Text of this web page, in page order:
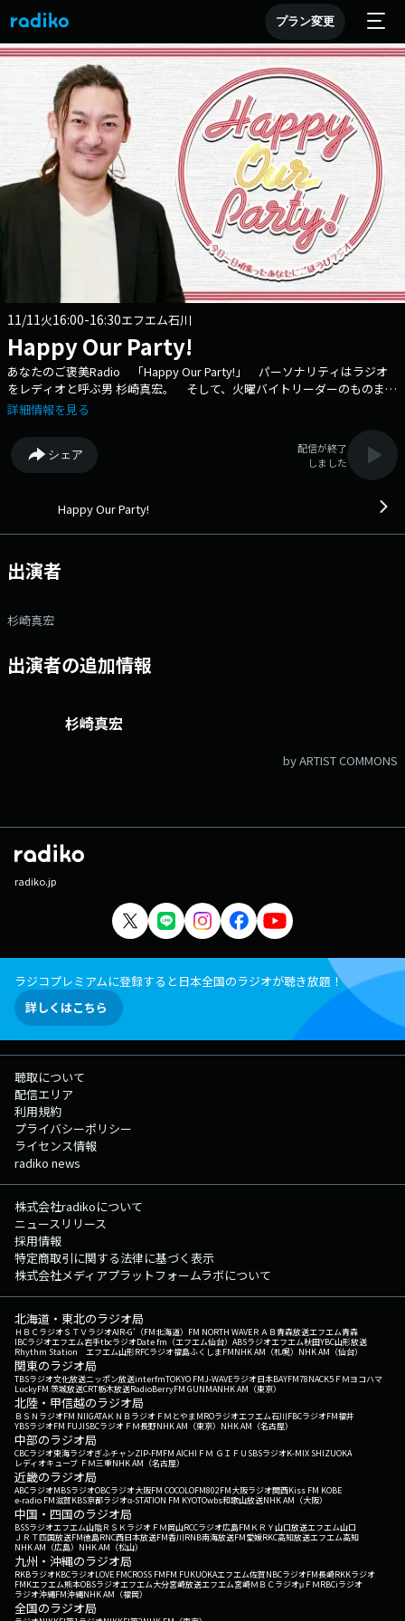
プラン変更
11/11火16:00-16:30エフエム石川
Happy Our Party!
あなたのご褒美Radio 「Happy Our Party!」 パーソナリティはラジオ
をレディオと呼ぶ男 杉崎真宏。 そして、火曜バイトリーダーのものまね
芸人のきのこちゃん。 1946(昭和21)年11月11日に「そろばんvs電気計
ｓ○○】 「そろばんvs電気計算機」のように、何か用途が近いもの
を 対決させてみよう！ 例えば・・・「ハサミ vs カッタ
ー」 カッターが圧倒的勝利！ 特に段ボールの荷物の
いけど、 カッターなら一発！ ～こんな感じで、対決のテーマと自分
てみます！ 後半コーナーは【勝手にキャッチフレーズ】 世の中の
あらゆるものに勝手にキャッチフレーズを付けていくコーナー！ 今回は
ぴねすくらぶラジオショッピング』では、お買い得な商品をわかりやすく
ご紹介します！ ▽16:10〜 【 はぴねすくらぶラジオショッピング 】
http://www.jfn.jp/hhp メッセージフォーム：
詳細情報を見る
シェア
配信が終了
しました
Happy Our Party!
出演者
杉崎真宏
出演者の追加情報
杉崎真宏
by ARTIST COMMONS
radiko.jp
ラジコプレミアムに登録すると日本全国のラジオが聴き放題！
詳しくはこちら
聴取について
配信エリア
利用規約
プライバシーポリシー
ライセンス情報
radiko news
株式会社radikoについて
ニュースリリース
採用情報
特定商取引に関する法律に基づく表示
株式会社メディアプラットフォームラボについて
北海道・東北のラジオ局
ＨＢＣラジオＳＴＶラジオAIR-G'（FM北海道） FM NORTH WAVEＲＡＢ青森放送エフエム青森
IBCラジオエフエム岩手tbcラジオDate fm（エフエム仙台） ABSラジオエフエム秋田YBC山形放送
Rhythm Station エフエム山形RFCラジオ福島ふくしまFMNHK AM（札幌） NHK AM（仙台）
関東のラジオ局
TBSラジオ文化放送ニッポン放送interfmTOKYO FMJ-WAVEラジオ日本BAYFM78NACK5 ＦＭヨコハマ
LuckyFM 茨城放送CRT栃木放送RadioBerryFM GUNMANHK AM（東京）
北陸・甲信越のラジオ局
ＢＳＮラジオFM NIIGATAＫＮＢラジオ ＦＭとやまMROラジオエフエム石川FBCラジオFM福井
YBSラジオFM FUJISBCラジオ ＦＭ長野NHK AM（東京） NHK AM（名古屋）
中部のラジオ局
CBCラジオ東海ラジオぎふチャンZIP-FMFM AICHI ＦＭ ＧＩＦＵ SBSラジオK-MIX SHIZUOKA
レディオキューブ ＦＭ三重NHK AM（名古屋）
近畿のラジオ局
ABCラジオMBSラジオOBCラジオ大阪FM COCOLOFM802FM大阪ラジオ関西Kiss FM KOBE
e-radio FM滋賀KBS京都ラジオα-STATION FM KYOTOwbs和歌山放送NHK AM（大阪）
中国・四国のラジオ局
BSSラジオエフエム山陰ＲＳＫラジオ ＦＭ岡山RCCラジオ広島FM ＫＲＹ山口放送エフエム山口
ＪＲＴ四国放送FM徳島RNC西日本放送FM香川RNB南海放送FM愛媛RKC高知放送エフエム高知
NHK AM（広島） NHK AM（松山）
九州・沖縄のラジオ局
RKBラジオKBCラジオLOVE FMCROSS FMFM FUKUOKAエフエム佐賀NBCラジオFM長崎RKKラジオ
FMKエフエム熊本OBSラジオエフエム大分宮崎放送エフエム宮崎ＭＢＣラジオμＦＭRBCiラジオ
ラジオ沖縄FM沖縄NHK AM（福岡）
全国のラジオ局